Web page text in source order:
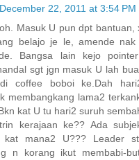
December 22, 2011 at 3:54 PM
Masuk U pun dpt bantuan,
belajo je le, amende
Bangsa lain kejo
sgt jgn masuk U lah
coffee boboi ke.Dah
membangkang lama2
kat U tu hari2 suruh
kerajaan ke?? Ada
kat mana2 U??? Leader
n korang ikut membabi-